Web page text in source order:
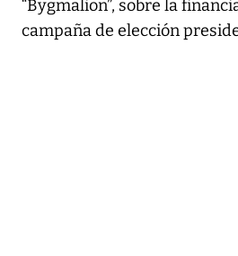
“Bygmalion”, sobre la
campaña de elección